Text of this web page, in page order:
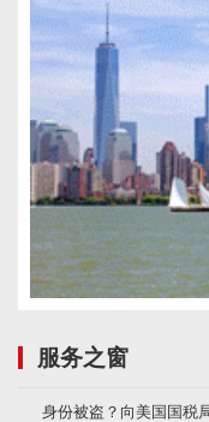
服务之窗
身份被盗？向美国国税